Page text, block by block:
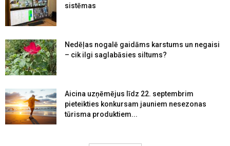
sistēmas
Nedēļas nogalē gaidāms karstums un negaisi
– cik ilgi saglabāsies siltums?
Aicina uzņēmējus līdz 22. septembrim
pieteikties konkursam jauniem nesezonas
tūrisma produktiem...